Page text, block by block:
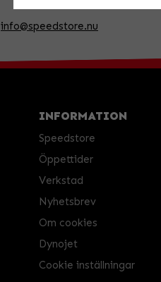
info@speedstore.nu
INFORMATION
Speedstore
Öppettider
Verkstad
Nyhetsbrev
Om cookies
Dynojet
Cookie inställningar